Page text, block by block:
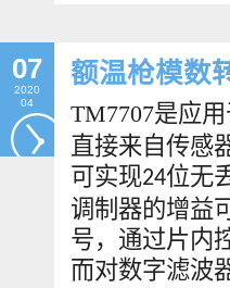
07
2020
04
额温枪模数
TM7707是应
直接来自传感
可实现24位无
调制器的增益
号，通过片内
而对数字滤波